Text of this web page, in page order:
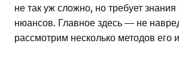
не так уж сложно, но требует
нюансов. Главное здесь — не
рассмотрим несколько методов его